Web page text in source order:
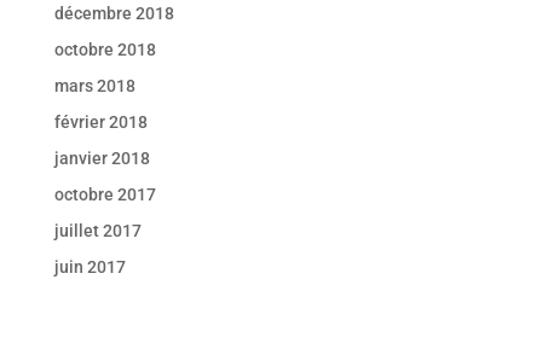
décembre 2018
octobre 2018
mars 2018
février 2018
janvier 2018
octobre 2017
juillet 2017
juin 2017